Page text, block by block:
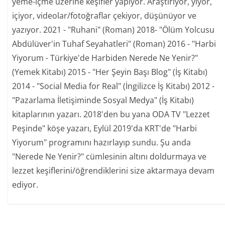
içiyor, videolar/fotoğraflar çekiyor, düşünüyor ve
yazıyor. 2021 - "Ruhani" (Roman) 2018- "Ölüm Yolcusu
Abdülüver'in Tuhaf Seyahatleri" (Roman) 2016 - "Harbi
Yiyorum - Türkiye'de Harbiden Nerede Ne Yenir?"
(Yemek Kitabı) 2015 - "Her Şeyin Başı Blog" (İş Kitabı)
2014 - "Social Media for Real" (İngilizce İş Kitabı) 2012 -
"Pazarlama İletişiminde Sosyal Medya" (İş Kitabı)
kitaplarının yazarı. 2018'den bu yana ODA TV "Lezzet
Peşinde" köşe yazarı, Eylül 2019'da KRT'de "Harbi
Yiyorum" programını hazırlayıp sundu. Şu anda
"Nerede Ne Yenir?" cümlesinin altını doldurmaya ve
lezzet keşiflerini/öğrendiklerini size aktarmaya devam
ediyor.